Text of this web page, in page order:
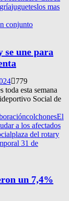
jugueteslos mas
conjunto
se une para
779
toda esta semana
Social de
colchonesEl
a los afectados
plaza del rotary
31 de
un 7,4%